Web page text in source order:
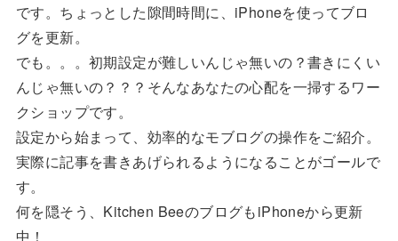
です。ちょっとした隙間時間に、iPhoneを使ってブロ
グを更新。
でも。。。初期設定が難しいんじゃ無いの？書きにくい
んじゃ無いの？？？そんなあなたの心配を一掃するワー
クショップです。
設定から始まって、効率的なモブログの操作をご紹介。
実際に記事を書きあげられるようになることがゴールで
す。
何を隠そう、Kitchen BeeのブログもiPhoneから更新
中！